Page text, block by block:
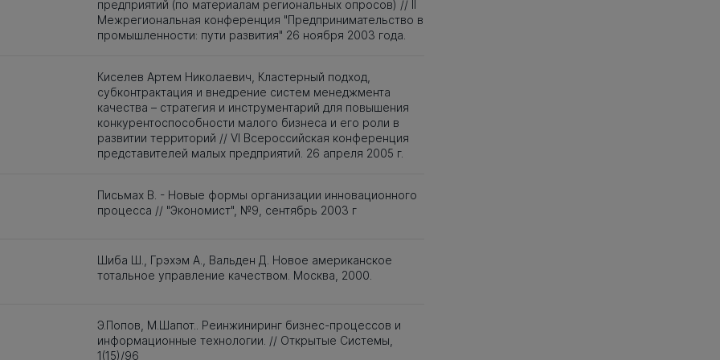
предприятий (по материалам региональных опросов) // II
Межрегиональная конференция "Предпринимательство в
промышленности: пути развития" 26 ноября 2003 года.
Киселев Артем Николаевич, Кластерный подход,
субконтрактация и внедрение систем менеджмента
качества – стратегия и инструментарий для повышения
конкурентоспособности малого бизнеса и его роли в
развитии территорий // VI Всероссийская конференция
представителей малых предприятий. 26 апреля 2005 г.
Письмах В. - Новые формы организации инновационного
процесса // "Экономист", №9, сентябрь 2003 г
Шиба Ш., Грэхэм А., Вальден Д. Новое американское
тотальное управление качеством. Москва, 2000.
Э.Попов, М.Шапот.. Реинжиниринг бизнес-процессов и
информационные технологии. // Открытые Системы,
1(15)/96